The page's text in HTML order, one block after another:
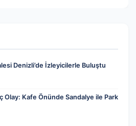
Denizli’de İzleyicilerle Buluştu
Olay: Kafe Önünde Sandalye ile Park